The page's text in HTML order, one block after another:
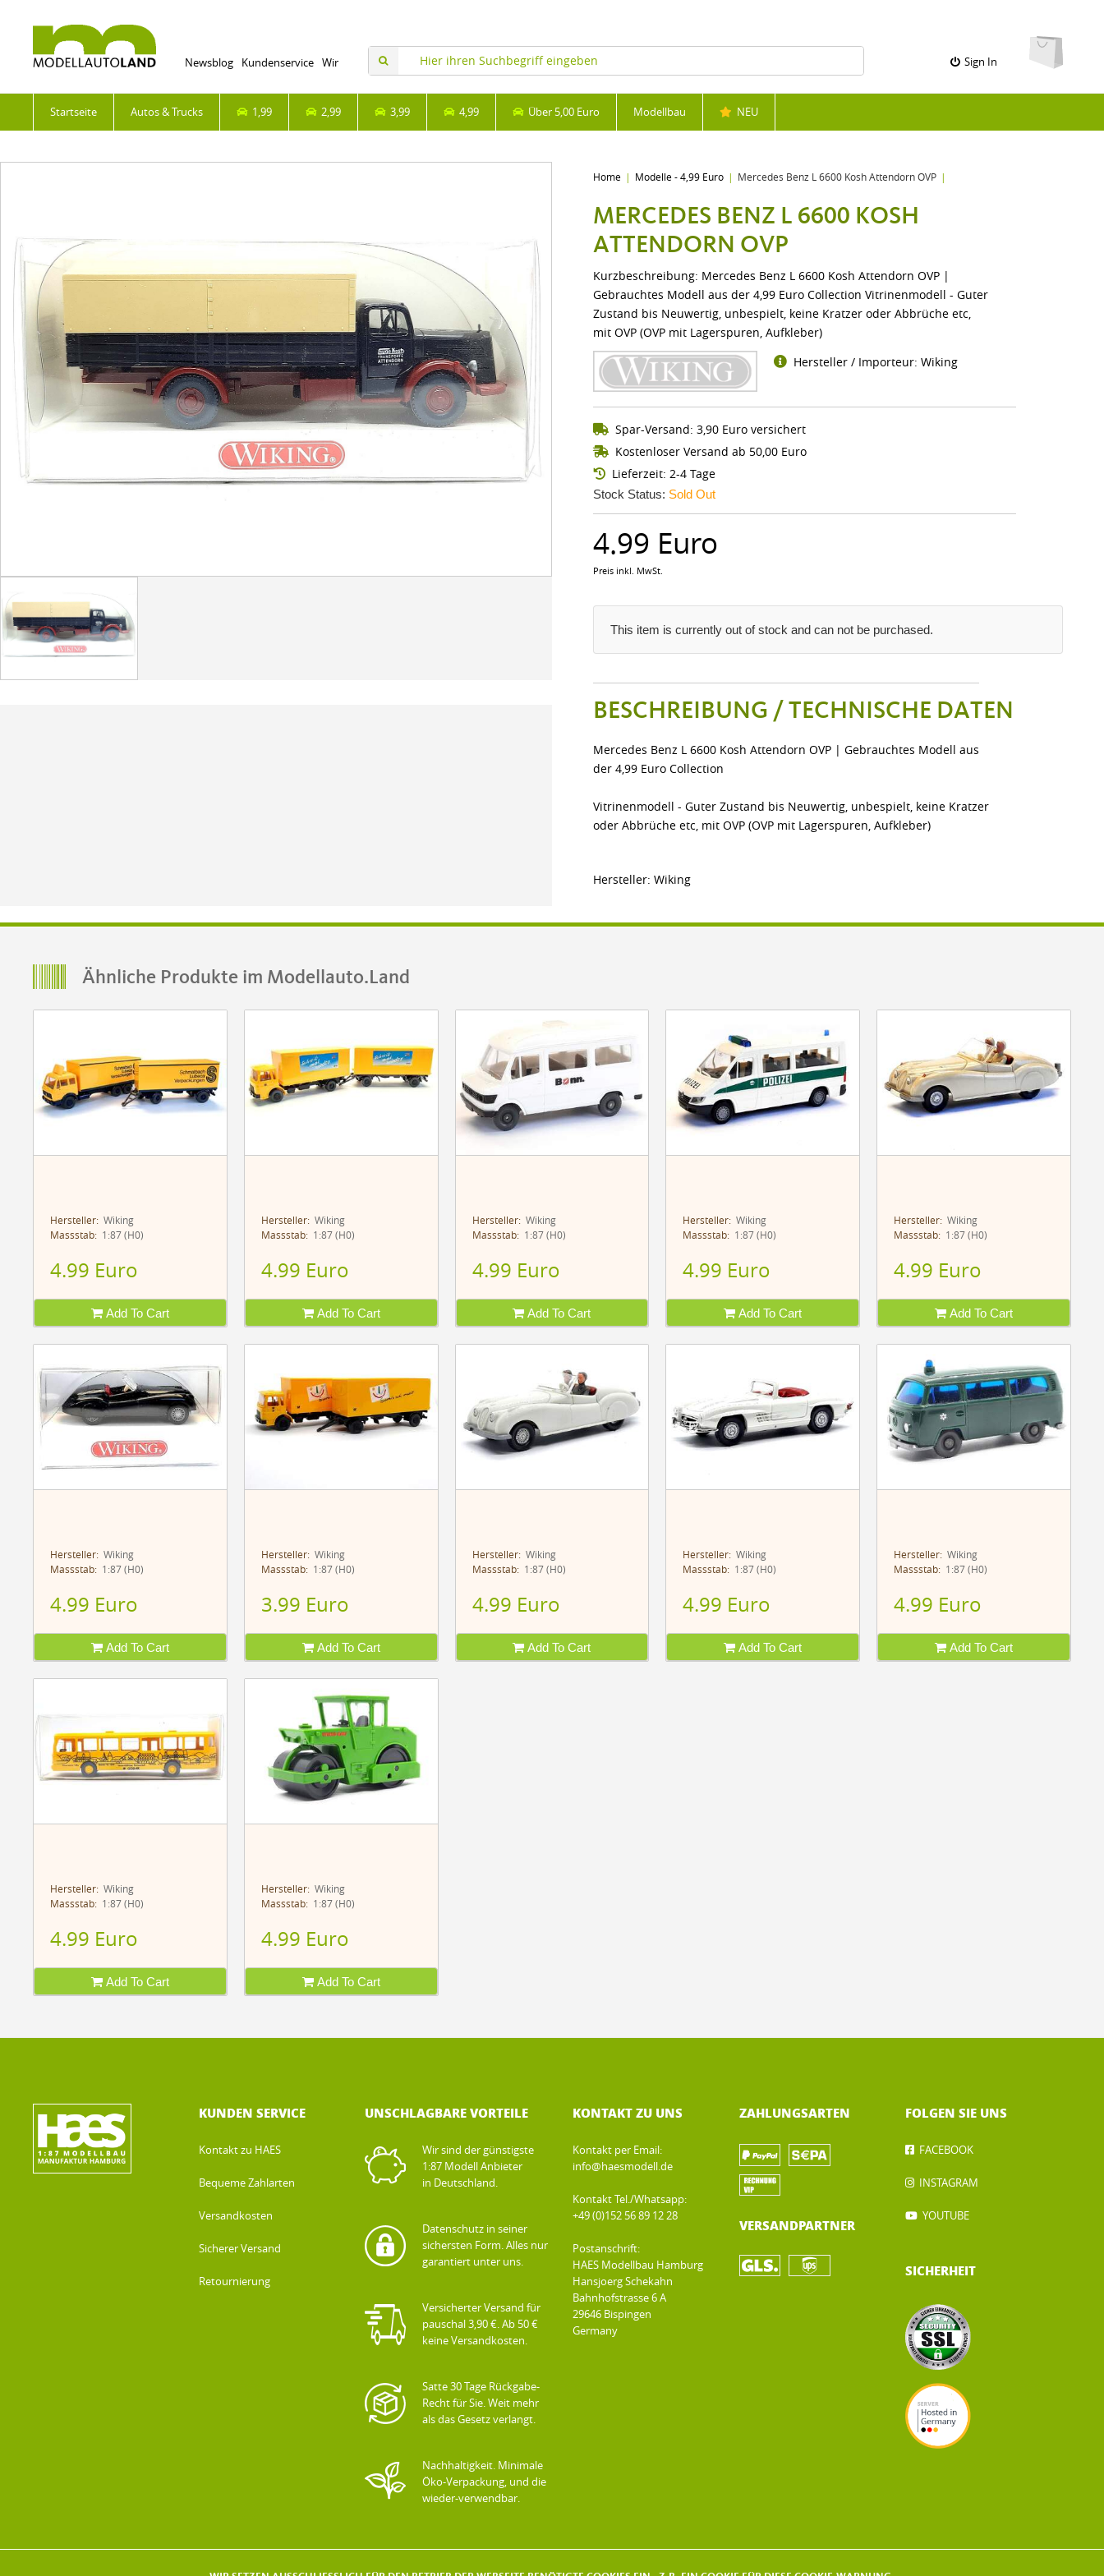
Newsblog Kundenservice Wir Sign In
Startseite Autos & Trucks 1,99 2,99 3,99 4,99 Über 5,00 Euro Modellbau NEU
Home Modelle - 4,99 Euro Mercedes Benz L 6600 Kosh Attendorn OVP
MERCEDES BENZ L 6600 KOSH
ATTENDORN OVP
Kurzbeschreibung: Mercedes Benz L 6600 Kosh Attendorn OVP |
Gebrauchtes Modell aus der 4,99 Euro Collection Vitrinenmodell - Guter
Zustand bis Neuwertig, unbespielt, keine Kratzer oder Abbrüche etc,
mit OVP (OVP mit Lagerspuren, Aufkleber)
Hersteller / Importeur: Wiking
Spar-Versand: 3,90 Euro versichert
Kostenloser Versand ab 50,00 Euro
Lieferzeit: 2-4 Tage
Stock Status: Sold Out
4.99 Euro
Preis inkl. MwSt.
This item is currently out of stock and can not be purchased.
BESCHREIBUNG / TECHNISCHE DATEN
Mercedes Benz L 6600 Kosh Attendorn OVP | Gebrauchtes Modell aus
der 4,99 Euro Collection
Vitrinenmodell - Guter Zustand bis Neuwertig, unbespielt, keine Kratzer
oder Abbrüche etc, mit OVP (OVP mit Lagerspuren, Aufkleber)
Hersteller: Wiking
Ähnliche Produkte im Modellauto.Land
Hersteller: Wiking
Massstab: 1:87 (H0)
4.99 Euro
Add To Cart
Hersteller:Wiking
Massstab:1:87 (H0)
4.99 Euro
Add To Cart
Hersteller:Wiking
Massstab:1:87 (H0)
4.99 Euro
Add To Cart
Hersteller: Wiking
Massstab: 1:87 (H0)
4.99 Euro
Add To Cart
Hersteller: Wiking
Massstab: 1:87 (H0)
4.99 Euro
Add To Cart
Hersteller: Wiking
Massstab: 1:87 (H0)
4.99 Euro
Add To Cart
Hersteller:Wiking
Massstab:1:87 (H0)
3.99 Euro
Add To Cart
Hersteller:Wiking
Massstab:1:87 (H0)
4.99 Euro
Add To Cart
Hersteller: Wiking
Massstab: 1:87 (H0)
4.99 Euro
Add To Cart
Hersteller: Wiking
Massstab: 1:87 (H0)
4.99 Euro
Add To Cart
Hersteller: Wiking
Massstab: 1:87 (H0)
4.99 Euro
Add To Cart
Hersteller:Wiking
Massstab:1:87 (H0)
4.99 Euro
Add To Cart
KUNDEN SERVICE
Kontakt zu HAES
Bequeme Zahlarten
Versandkosten
Sicherer Versand
Retournierung
UNSCHLAGBARE VORTEILE
Wir sind der günstigste
1:87 Modell Anbieter
in Deutschland.
Datenschutz in seiner
sichersten Form. Alles nur
garantiert unter uns.
Versicherter Versand für
pauschal 3,90 €. Ab 50 €
keine Versandkosten.
Satte 30 Tage Rückgabe-
Recht für Sie. Weit mehr
als das Gesetz verlangt.
Nachhaltigkeit. Minimale
Öko-Verpackung, und die
wieder-verwendbar.
KONTAKT ZU UNS
Kontakt per Email:
info@haesmodell.de
Kontakt Tel./Whatsapp:
+49 (0)152 56 89 12 28
Postanschrift:
HAES Modellbau Hamburg
Hansjoerg Schekahn
Bahnhofstrasse 6 A
29646 Bispingen
Germany
ZAHLUNGSARTEN
VERSANDPARTNER
FOLGEN SIE UNS
FACEBOOK
INSTAGRAM
YOUTUBE
SICHERHEIT